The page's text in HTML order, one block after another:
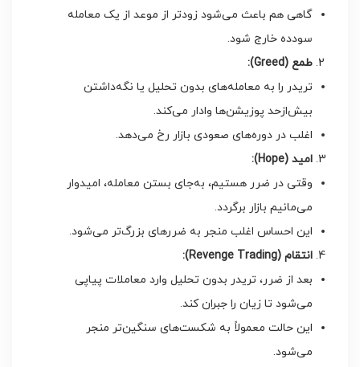
گاهی هم باعث می‌شود زودتر از موعد از یک معامله
سودده خارج شود.
طمع (Greed):
تریدر را به معامله‌های بدون تحلیل یا نگه‌داشتن
بیش‌ازحد پوزیشن‌ها وادار می‌کند.
اغلب در دوره‌های صعودی بازار رخ می‌دهد.
امید (Hope):
وقتی در ضرر هستیم، به‌جای بستن معامله، امیدوار
می‌مانیم بازار برگردد.
این احساس اغلب منجر به ضررهای بزرگ‌تر می‌شود.
انتقام (Revenge Trading):
بعد از ضرر، تریدر بدون تحلیل وارد معاملات پیاپی
می‌شود تا زیان را جبران کند.
این حالت معمولاً به شکست‌های سنگین‌تر منجر
می‌شود.